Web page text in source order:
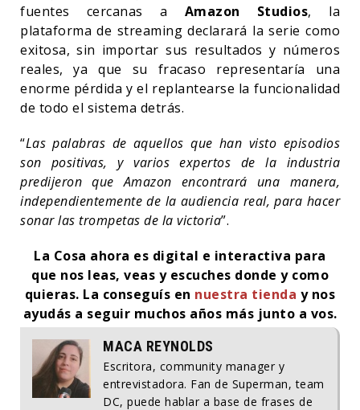
fuentes cercanas a Amazon Studios, la
plataforma de streaming declarará la serie como
exitosa, sin importar sus resultados y números
reales, ya que su fracaso representaría una
enorme pérdida y el replantearse la funcionalidad
de todo el sistema detrás.
“Las palabras de aquellos que han visto episodios
son positivas, y varios expertos de la industria
predijeron que Amazon encontrará una manera,
independientemente de la audiencia real, para hacer
sonar las trompetas de la victoria”.
La Cosa ahora es digital e interactiva para
que nos leas, veas y escuches donde y como
quieras. La conseguís en nuestra tienda y nos
ayudás a seguir muchos años más junto a vos.
MACA REYNOLDS
Escritora, community manager y
entrevistadora. Fan de Superman, team
DC, puede hablar a base de frases de